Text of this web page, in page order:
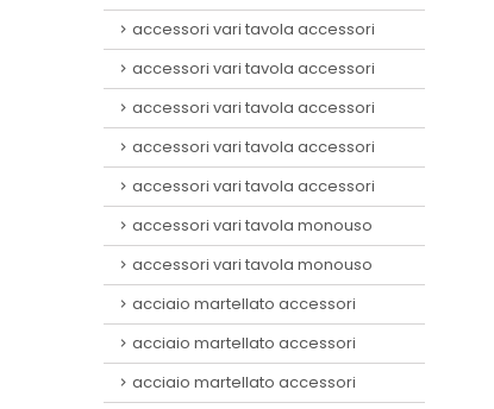
accessori vari tavola accessori
accessori vari tavola accessori
accessori vari tavola accessori
accessori vari tavola accessori
accessori vari tavola accessori
accessori vari tavola monouso
accessori vari tavola monouso
acciaio martellato accessori
acciaio martellato accessori
acciaio martellato accessori